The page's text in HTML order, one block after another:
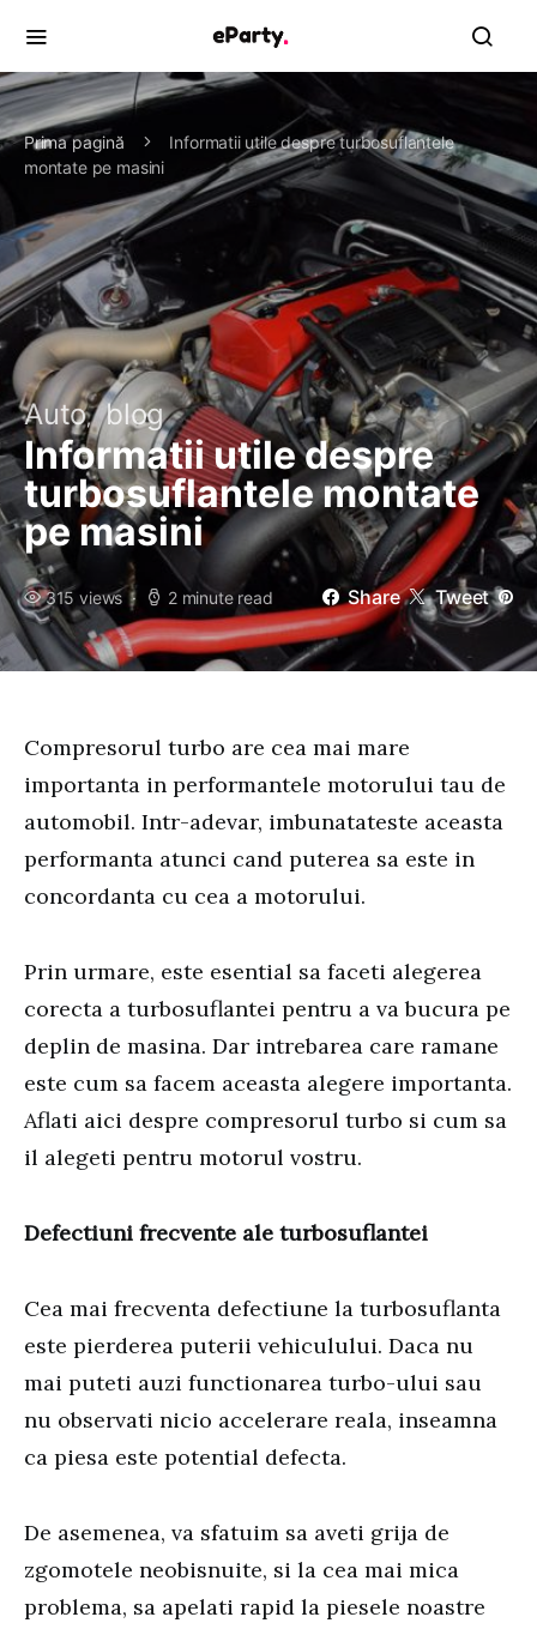
Prima pagină
Informatii utile despre turbosuflantele
montate pe masini
Auto blog
Informatii utile despre
turbosuflantele montate
pe masini
315 views 2 minute read Share Tweet
Compresorul turbo are cea mai mare
importanta in performantele motorului tau de
automobil. Intr-adevar, imbunatateste aceasta
performanta atunci cand puterea sa este in
concordanta cu cea a motorului.
Prin urmare, este esential sa faceti alegerea
corecta a turbosuflantei pentru a va bucura pe
deplin de masina. Dar intrebarea care ramane
este cum sa facem aceasta alegere importanta.
Aflati aici despre compresorul turbo si cum sa
il alegeti pentru motorul vostru.
Defectiuni frecvente ale turbosuflantei
Cea mai frecventa defectiune la turbosuflanta
este pierderea puterii vehiculului. Daca nu
mai puteti auzi functionarea turbo-ului sau
nu observati nicio accelerare reala, inseamna
ca piesa este potential defecta.
De asemenea, va sfatuim sa aveti grija de
zgomotele neobisnuite, si la cea mai mica
problema, sa apelati rapid la piesele noastre